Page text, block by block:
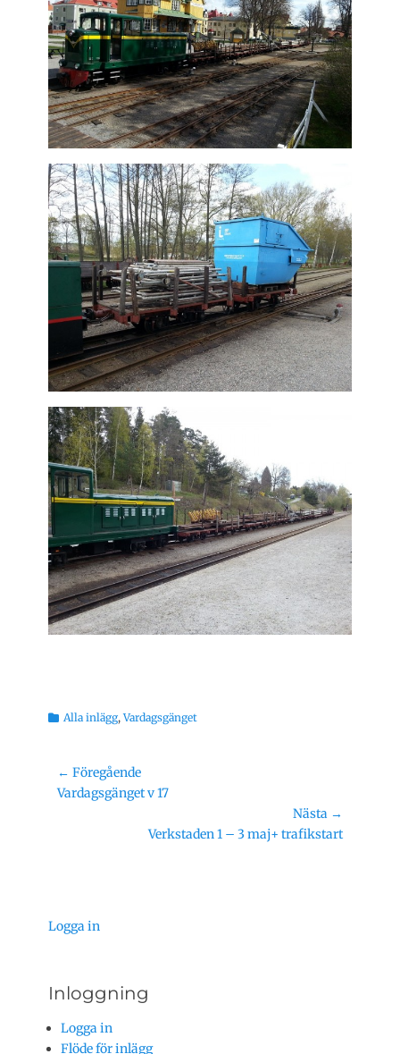
Kategorier
Alla inlägg,Vardagsgänget
Inläggsnavigering
← Föregående
Föregående
Vardagsgänget v 17
Nästa →
Verkstaden 1 – 3 maj+ trafikstart
Logga in
Inloggning
Logga in
Flöde för inlägg